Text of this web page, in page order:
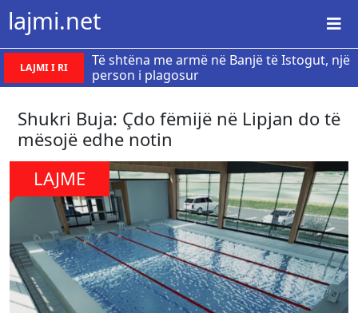
lajmi.net
LAJMI I RI
Të shtëna me armë në Banjë të Istogut, një
person i plagosur
Shukri Buja: Çdo fëmijë në Lipjan do të
mësojë edhe notin
LAJME